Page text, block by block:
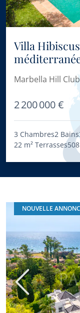
Villa
au charme
Marbella Hill
2 200 000 €
3 Chambres2 Bains
22 m² Terrasses
NOUVELLE
Précédent